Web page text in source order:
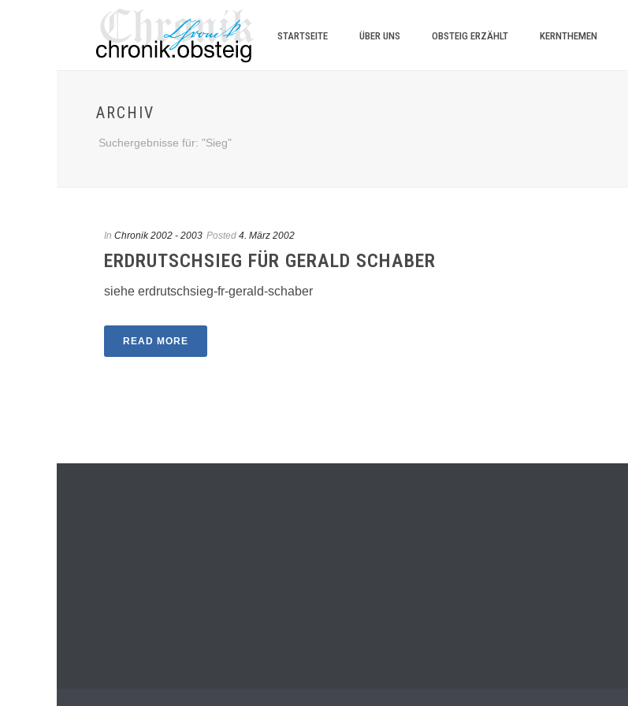
STARTSEITE ÜBER UNS OBSTEIG ERZÄHLT KERNTHEMEN
ARCHIV
Suchergebnisse für: "Sieg"
In Chronik 2002 - 2003 Posted 4. März 2002
ERDRUTSCHSIEG FÜR GERALD SCHABER
siehe erdrutschsieg-fr-gerald-schaber
READ MORE